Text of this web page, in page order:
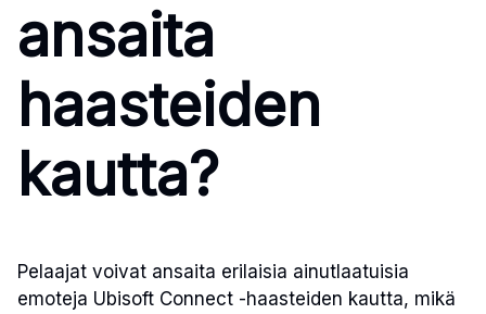
ansaita
haasteiden
kautta?
Pelaajat voivat ansaita erilaisia ainutlaatuisia
emoteja Ubisoft Connect -haasteiden kautta, mikä